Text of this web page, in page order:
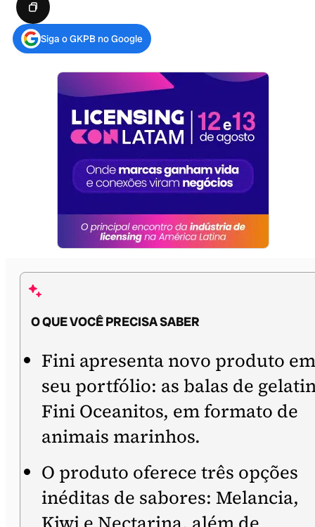
Siga o GKPB no Google
O QUE VOCÊ PRECISA SABER
Fini apresenta novo produto em
seu portfólio: as balas de
Fini Oceanitos, em formato de
animais marinhos.
O produto oferece três opções
inéditas de sabores: Melancia,